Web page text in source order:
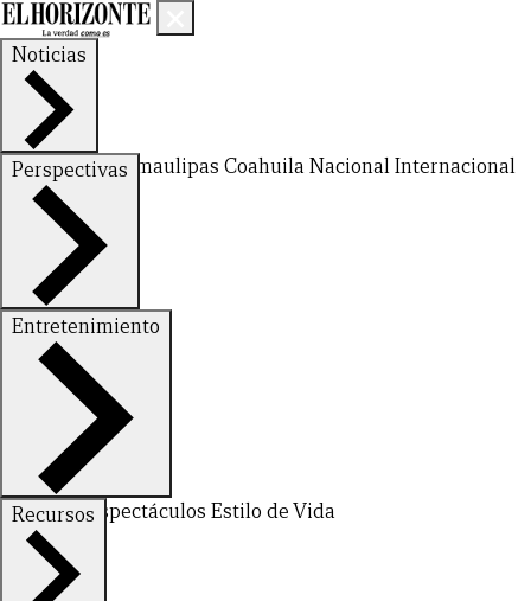
Noticias
Nuevo LeónTamaulipas Coahuila NacionalInternacional
Perspectivas
FinanzasOpinión
Entretenimiento
DeportesEspectáculos Estilo de Vida
Recursos